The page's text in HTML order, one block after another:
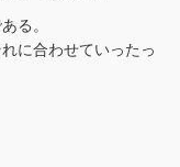
る。
に合わせていったっ